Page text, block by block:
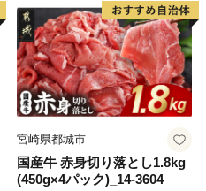
宮崎県都城市
国産牛 赤身切り落とし1.8kg
(450g×4パック)_14-3604